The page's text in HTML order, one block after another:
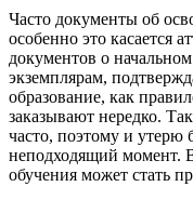
Часто документы об
особенно это касается
документов о
экземплярам,
образование, как
заказывают нередко.
часто, поэтому и утерю
неподходящий момент.
обучения может стать